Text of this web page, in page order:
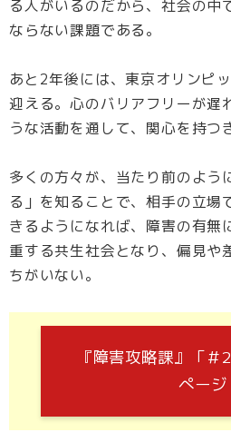
る人がいるのだから、社会の中
ならない課題である。
あと2年後には、東京オリンピ
迎える。心のバリアフリーが遅
うな活動を通して、関心を持つ
多くの方々が、当たり前のよう
る」を知ることで、相手の立場
きるようになれば、障害の有無
重する共生社会となり、偏見や
ちがいない。
『障害攻略課』「
ぺージ